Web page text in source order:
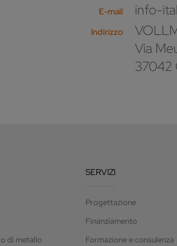
E-mail info-
Indirizzo
Via
37042
di metallo
SERVIZI
Progettazione
Finanziamento
Formazione e consulenza